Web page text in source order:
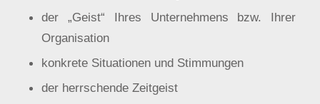
der „Geist“ Ihres Unternehmens bzw. Ihrer
Organisation
konkrete Situationen und Stimmungen
der herrschende Zeitgeist